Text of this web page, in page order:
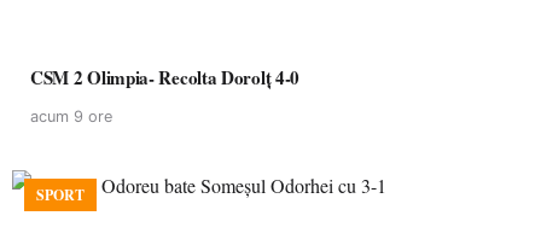
CSM 2 Olimpia- Recolta Dorolț 4-0
acum 9 ore
SPORT